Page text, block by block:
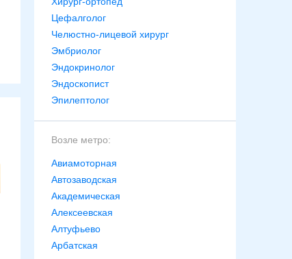
Цефалголог
Челюстно-лицевой хирург
Эмбриолог
Эндокринолог
Эндоскопист
Эпилептолог
Возле метро:
Авиамоторная
Автозаводская
Академическая
Алексеевская
Алтуфьево
Арбатская